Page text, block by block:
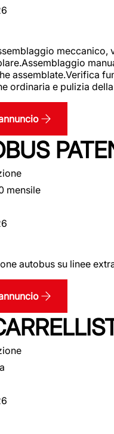
assemblate.Verifica
ordinaria e pulizia
mensile
autobus su linee